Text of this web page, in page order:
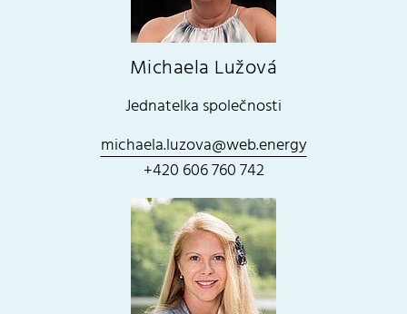
Michaela Lužová
Jednatelka společnosti
michaela.luzova@web.energy
+420 606 760 742